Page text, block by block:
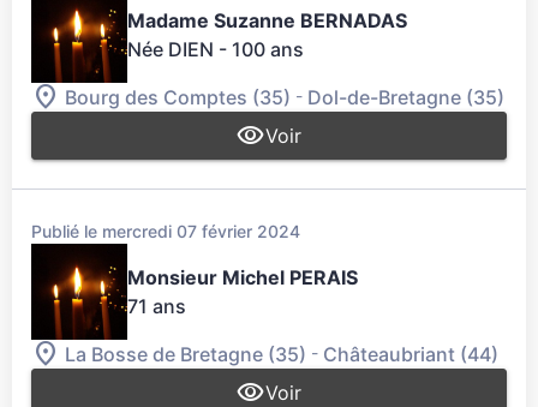
Madame Suzanne BERNADAS
Née DIEN - 100 ans
Bourg des Comptes (35) - Dol-de-Bretagne (35)
Voir
Publié le mercredi 07 février 2024
Monsieur Michel PERAIS
71 ans
La Bosse de Bretagne (35) - Châteaubriant (44)
Voir